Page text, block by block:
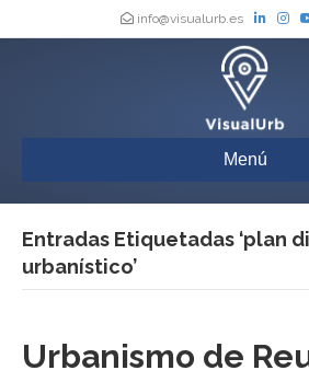
info@visualurb.es
Menú
Entradas Etiquetadas ‘plan
urbanístico’
Urbanismo de